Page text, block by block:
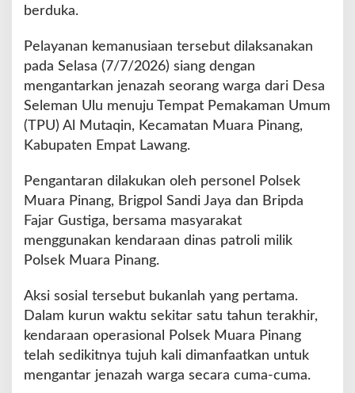
n
d
i
s
o
s
i
e
n
d
r
a
n
K
e
berduka.
Pelayanan kemanusiaan tersebut dilaksanakan
pada Selasa (7/7/2026) siang dengan
mengantarkan jenazah seorang warga dari Desa
Seleman Ulu menuju Tempat Pemakaman Umum
(TPU) Al Mutaqin, Kecamatan Muara Pinang,
Kabupaten Empat Lawang.
Pengantaran dilakukan oleh personel Polsek
Muara Pinang, Brigpol Sandi Jaya dan Bripda
Fajar Gustiga, bersama masyarakat
menggunakan kendaraan dinas patroli milik
Polsek Muara Pinang.
Aksi sosial tersebut bukanlah yang pertama.
Dalam kurun waktu sekitar satu tahun terakhir,
kendaraan operasional Polsek Muara Pinang
telah sedikitnya tujuh kali dimanfaatkan untuk
mengantar jenazah warga secara cuma-cuma.